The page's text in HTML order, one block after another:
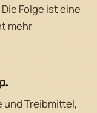
Folge ist eine
mehr
und Treibmittel,